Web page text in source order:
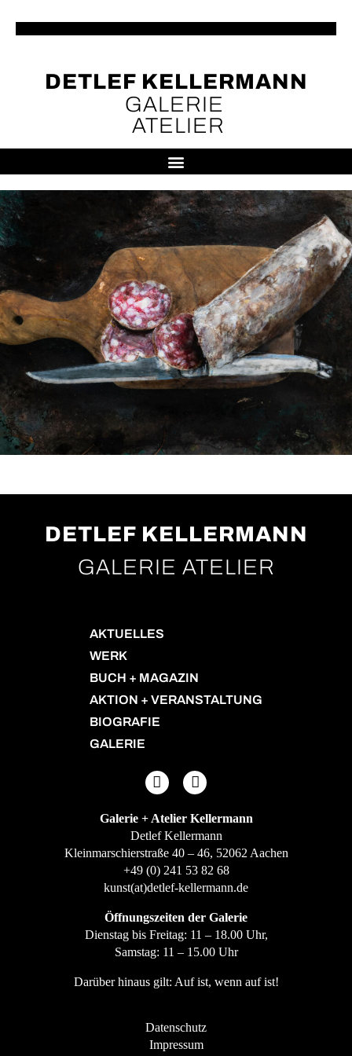
DETLEF KELLERMANN
GALERIE
ATELIER
DETLEF KELLERMANN
GALERIE ATELIER
AKTUELLES
WERK
BUCH + MAGAZIN
AKTION + VERANSTALTUNG
BIOGRAFIE
GALERIE
Galerie + Atelier Kellermann
Detlef Kellermann
Kleinmarschierstraße 40 – 46, 52062 Aachen
+49 (0) 241 53 82 68
kunst(at)detlef-kellermann.de
Öffnungszeiten der Galerie
Dienstag bis Freitag: 11 – 18.00 Uhr,
Samstag: 11 – 15.00 Uhr
Darüber hinaus gilt: Auf ist, wenn auf ist!
Datenschutz
Impressum